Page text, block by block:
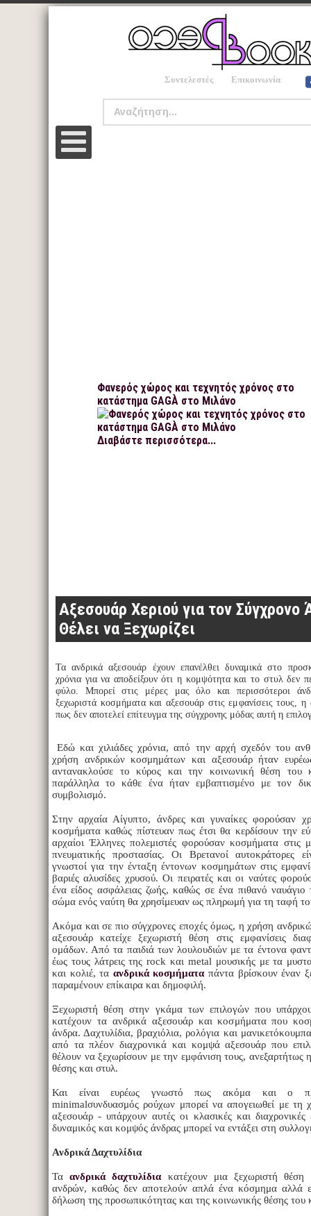
Συντελεστές Επικοινωνία
Φανερός χώρος και τεχνητός χρόνος στο
κατάστημα GAGÀ στο Μιλάνο
Διαβάστε περισσότερα...
Αξεσουάρ Χεριού για τον Σύγχρονο
Θέλει να Ξεχωρίζει
Τα ανδρικά αξεσουάρ έχουν επανέλθει δυναμικά στο
χρόνια για να αποδείξουν ότι η κομψότητα και το στυλ δεν
φύλο. Μπορεί στις μέρες μας όλο και περισσότεροι
ξεχωριστά κοσμήματα και αξεσουάρ στις εμφανίσεις τους, η
πως δεν αποτελεί επίτευγμα της σύγχρονης μόδας αυτή η
Εδώ και χιλιάδες χρόνια, από την αρχή σχεδόν του
χρήση ανδρικών κοσμημάτων και αξεσουάρ ήταν
αντανακλούσε το κύρος και την κοινωνική θέση του
παράλληλα το κάθε ένα ήταν εμβαπτισμένο με τον
συμβολισμό.
Στην αρχαία Αίγυπτο, άνδρες και γυναίκες φορούσαν
κοσμήματα καθώς πίστευαν πως έτσι θα κερδίσουν την
αρχαίοι Έλληνες πολεμιστές φορούσαν κοσμήματα στις
πνευματικής προστασίας. Οι Βρετανοί αυτοκράτορες
γνωστοί για την ένταξη έντονων κοσμημάτων στις
βαριές αλυσίδες χρυσού. Οι πειρατές και οι ναύτες
ένα είδος ασφάλειας ζωής, καθώς σε ένα πιθανό
σώμα ενός ναύτη θα χρησίμευαν ως πληρωμή για τη ταφή
Ακόμα και σε πιο σύγχρονες εποχές όμως, η χρήση
αξεσουάρ κατείχε ξεχωριστή θέση στις εμφανίσεις
ομάδων. Από τα παιδιά των λουλουδιών με τα έντονα
έως τους λάτρεις της rock και metal μουσικής με τα
και κολιέ, τα ανδρικά κοσμήματαπάντα βρίσκουν έναν
παραμένουν επίκαιρα και δημοφιλή.
Ξεχωριστή θέση στην γκάμα των επιλογών που
κατέχουν τα ανδρικά αξεσουάρ και κοσμήματα που
άνδρα. Δαχτυλίδια, βραχιόλια, ρολόγια και
από τα πλέον διαχρονικά και κομψά αξεσουάρ που
θέλουν να ξεχωρίσουν με την εμφάνιση τους, ανεξαρτήτως
θέσης και στυλ.
Και είναι ευρέως γνωστό πως ακόμα και ο
minimalσυνδυασμός ρούχων μπορεί να απογειωθεί με
αξεσουάρ - υπάρχουν αυτές οι κλασικές και διαχρονικές
δυναμικός και κομψός άνδρας μπορεί να εντάξει στη
Ανδρικά Δαχτυλίδια
Ταανδρικά δαχτυλίδιακατέχουν μια ξεχωριστή θέση
ανδρών, καθώς δεν αποτελούν απλά ένα κόσμημα αλλά
δήλωση της προσωπικότητας και της κοινωνικής θέσης